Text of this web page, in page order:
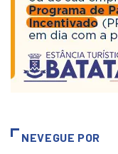
NEVEGUE POR